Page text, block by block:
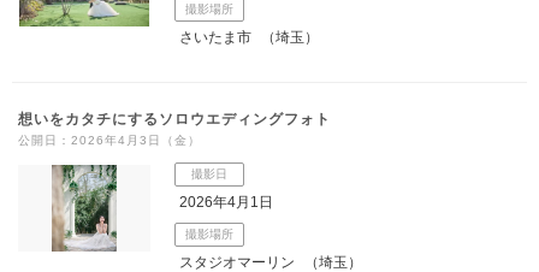
撮影場所
さいたま市 （埼玉）
想いをカタチにするソロウエディングフォト
公開日：2026年4月3日（金）
撮影日
2026年4月1日
撮影場所
スタジオマーリン （埼玉）